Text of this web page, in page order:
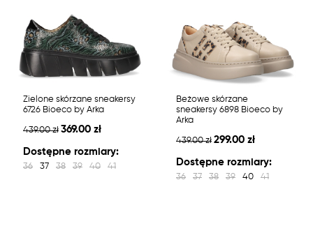
Zielone skórzane sneakersy
6726 Bioeco by Arka
439.00 zł 369.00 zł
Dostępne rozmiary:
36 37 38 39 40 41
Beżowe skórzane
sneakersy 6898 Bioeco by
Arka
439.00 zł 299.00 zł
Dostępne rozmiary:
36 37 38 39 40 41